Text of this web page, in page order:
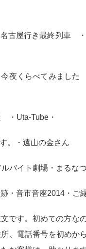
屋行き最終列車 ・
夜くらべてみました
Uta-Tube・
。・遠山の金さん
バイト劇場・まるな
・音市音座2014・ご
です。初めての方な
、電話番号を初めか